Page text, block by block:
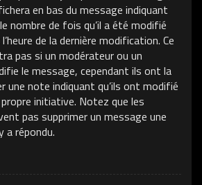
en bas du message indiquant
nombre de fois qu’il a été modifié
de la dernière modification. Ce
pas si un modérateur ou un
le message, cependant ils ont la
une note indiquant qu’ils ont modifié
initiative. Notez que les
pas supprimer un message une
a répondu.